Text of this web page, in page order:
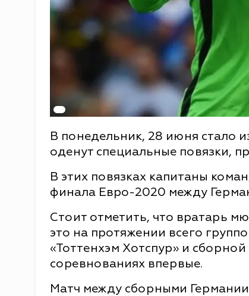
В понедельник, 28 июня стало
оденут специальные повязки,
В этих повязках капитаны
финала Евро-2020 между
Стоит отметить, что вратарь
это на протяжении всего
«Тоттенхэм Хотспур» и
соревнованиях впервые.
Матч между сборными